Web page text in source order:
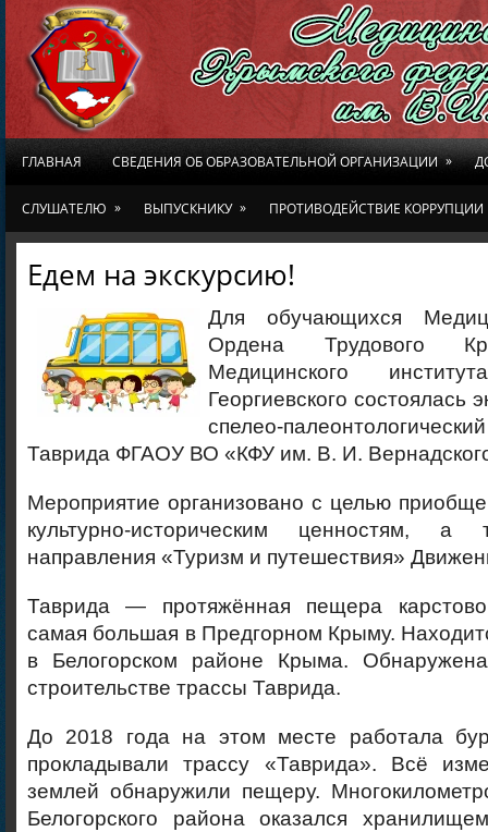
ГЛАВНАЯ СВЕДЕНИЯ ОБ ОБРАЗОВАТЕЛЬНОЙ ОРГАНИЗАЦИИ »
СЛУШАТЕЛЮ » ВЫПУСКНИКУ » ПРОТИВОДЕЙСТВИЕ КОРРУПЦИИ
Едем на экскурсию!
Для обучающихся
Ордена Трудового
Медицинского
Георгиевского состоялась
спелео-
Таврида ФГАОУ ВО «КФУ им. В. И.
Мероприятие организовано с целью
культурно-историческим ценностям,
направления «Туризм и путешествия»
Таврида — протяжённая пещера
самая большая в Предгорном Крыму.
в Белогорском районе Крыма.
строительстве трассы Таврида.
До 2018 года на этом месте работала
прокладывали трассу «Таврида». Всё
землей обнаружили пещеру.
Белогорского района оказался